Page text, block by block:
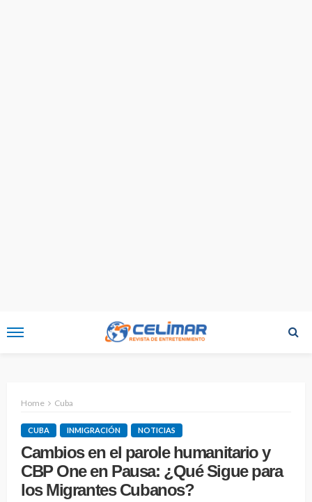
Home Cuba
CUBA INMIGRACIÓN NOTICIAS
Cambios en el parole humanitario y
CBP One en Pausa: ¿Qué Sigue para
los Migrantes Cubanos?